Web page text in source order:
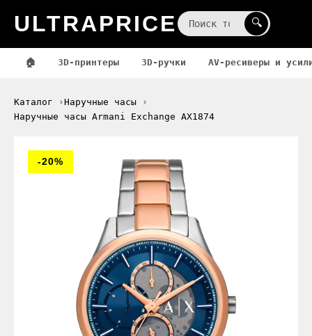
ULTRAPRICE 🔍
🏠 3D-принтеры 3D-ручки AV-ресиверы и
Каталог
Наручные часы
Наручные часы Armani Exchange AX1874
-20%